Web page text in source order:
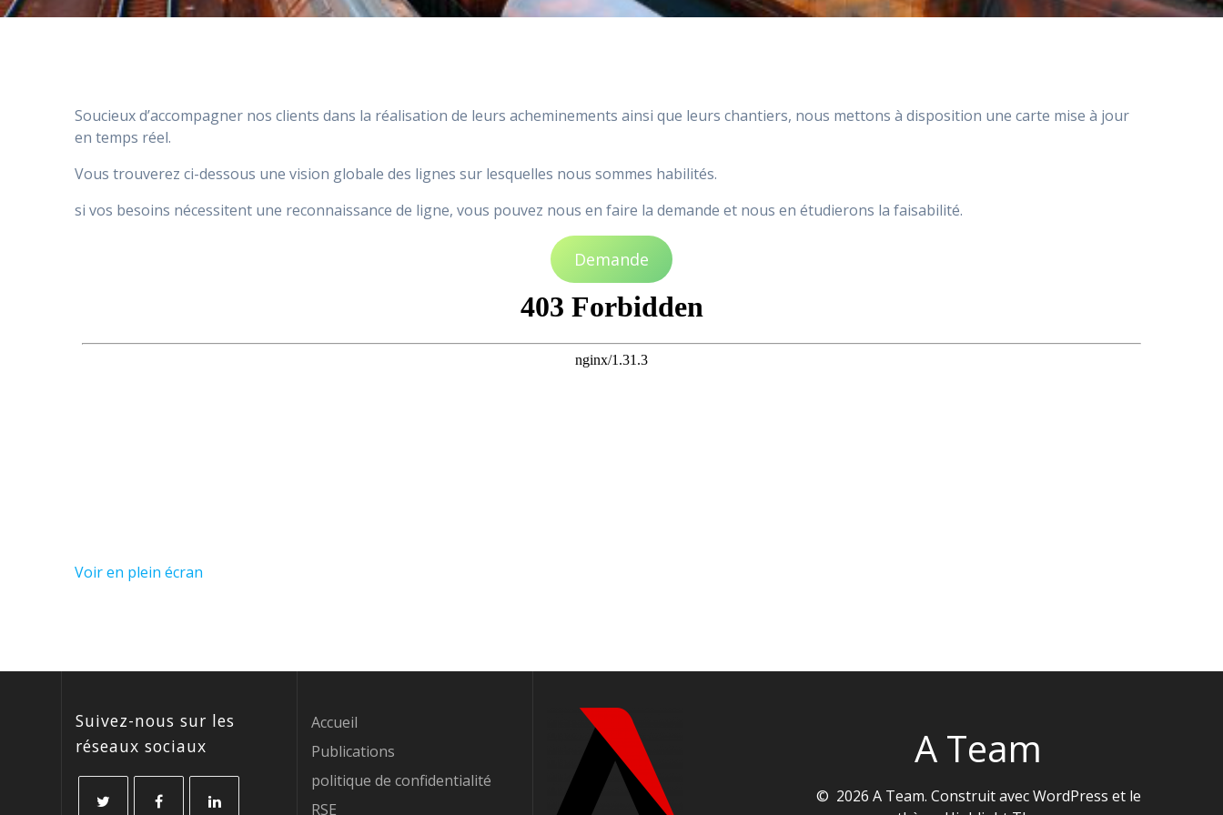
Soucieux d’accompagner nos clients dans la réalisation de leurs acheminements ainsi que leurs chantiers, nous mettons à disposition une carte mise à jour
en temps réel.
Vous trouverez ci-dessous une vision globale des lignes sur lesquelles nous sommes habilités.
si vos besoins nécessitent une reconnaissance de ligne, vous pouvez nous en faire la demande et nous en étudierons la faisabilité.
Demande
Voir en plein écran
Suivez-nous sur les
réseaux sociaux
Accueil
Publications
politique de confidentialité
RSE
A Team
© 2026 A Team. Construit avec WordPress et le